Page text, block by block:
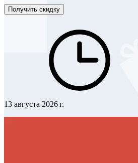
Получить скидку
13 августа 2026 г.